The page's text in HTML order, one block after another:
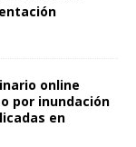
online
por inundación
en